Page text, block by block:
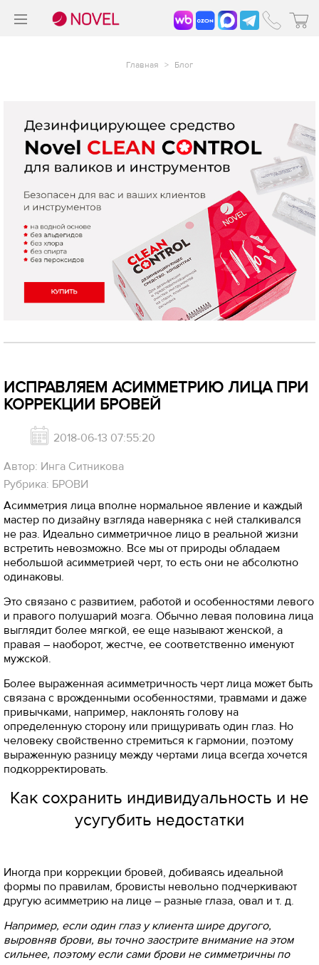
Главная > Блог
ИСПРАВЛЯЕМ АСИММЕТРИЮ ЛИЦА ПРИ
КОРРЕКЦИИ БРОВЕЙ
2018-06-13 07:55:20
Автор: Инга Ситникова
Рубрика: БРОВИ
Асимметрия лица вполне нормальное явление и каждый
мастер по дизайну взгляда наверняка с ней сталкивался
не раз. Идеально симметричное лицо в реальной жизни
встретить невозможно. Все мы от природы обладаем
небольшой асимметрией черт, то есть они не абсолютно
одинаковы.
Это связано с развитием, работой и особенностями левого
и правого полушарий мозга. Обычно левая половина лица
выглядит более мягкой, ее еще называют женской, а
правая – наоборот, жестче, ее соответственно именуют
мужской.
Более выраженная асимметричность черт лица может быть
связана с врожденными особенностями, травмами и даже
привычками, например, наклонять голову на
определенную сторону или прищуривать один глаз. Но
человеку свойственно стремиться к гармонии, поэтому
выраженную разницу между чертами лица всегда хочется
подкорректировать.
Как сохранить индивидуальность и не
усугубить недостатки
Иногда при коррекции бровей, добиваясь идеальной
формы по правилам, бровисты невольно подчеркивают
другую асимметрию на лице – разные глаза, овал и т. д.
Например, если один глаз у клиента шире другого,
выровняв брови, вы точно заострите внимание на этом
сильнее, поэтому если сами брови не симметричны по